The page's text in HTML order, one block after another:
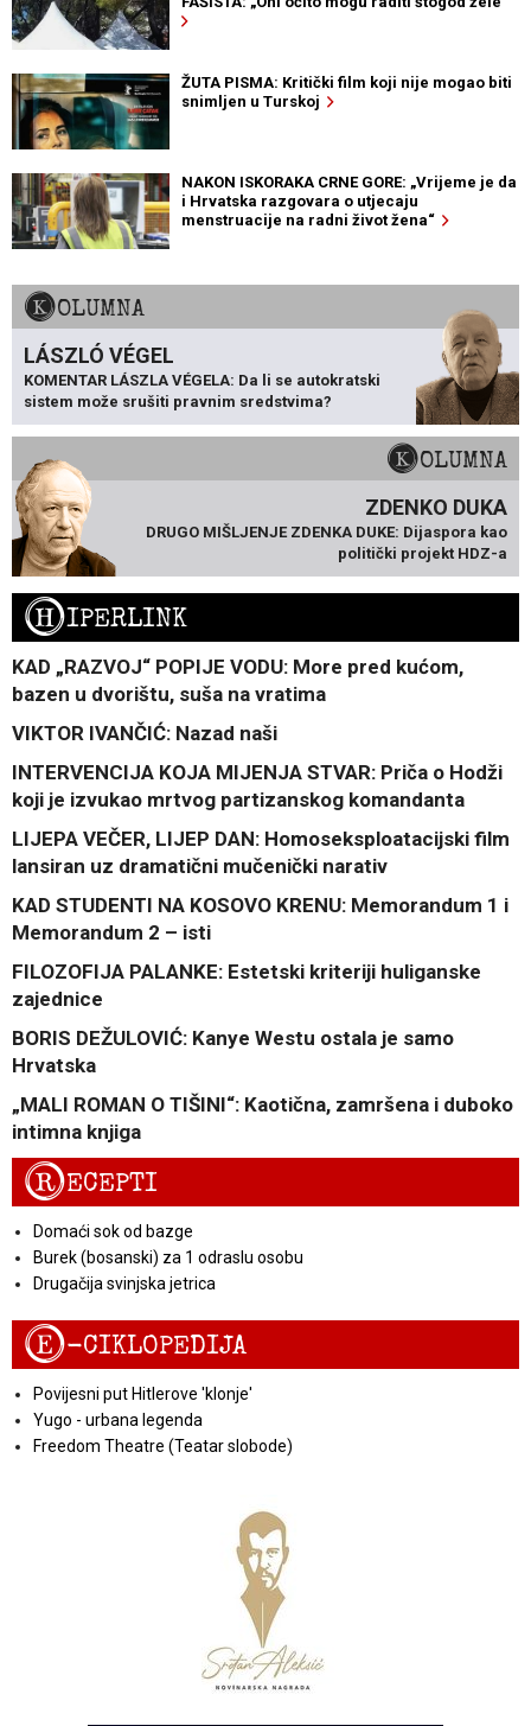
ŽUTA PISMA: Kritički film koji nije mogao biti
snimljen u Turskoj
NAKON ISKORAKA CRNE GORE: „Vrijeme je da
i Hrvatska razgovara o utjecaju
menstruacije na radni život žena“
KOLUMNA
LÁSZLÓ VÉGEL
KOMENTAR LÁSZLA VÉGELA: Da li se autokratski
sistem može srušiti pravnim sredstvima?
KOLUMNA
ZDENKO DUKA
DRUGO MIŠLJENJE ZDENKA DUKE: Dijaspora kao
politički projekt HDZ-a
HIPERLINK
KAD „RAZVOJ“ POPIJE VODU: More pred kućom,
bazen u dvorištu, suša na vratima
VIKTOR IVANČIĆ: Nazad naši
INTERVENCIJA KOJA MIJENJA STVAR: Priča o Hodži
koji je izvukao mrtvog partizanskog komandanta
LIJEPA VEČER, LIJEP DAN: Homoseksploatacijski film
lansiran uz dramatični mučenički narativ
KAD STUDENTI NA KOSOVO KRENU: Memorandum 1 i
Memorandum 2 – isti
FILOZOFIJA PALANKE: Estetski kriteriji huliganske
zajednice
BORIS DEŽULOVIĆ: Kanye Westu ostala je samo
Hrvatska
„MALI ROMAN O TIŠINI“: Kaotična, zamršena i duboko
intimna knjiga
RECEPTI
Domaći sok od bazge
Burek (bosanski) za 1 odraslu osobu
Drugačija svinjska jetrica
E-CIKLOPEDIJA
Povijesni put Hitlerove 'klonje'
Yugo - urbana legenda
Freedom Theatre (Teatar slobode)